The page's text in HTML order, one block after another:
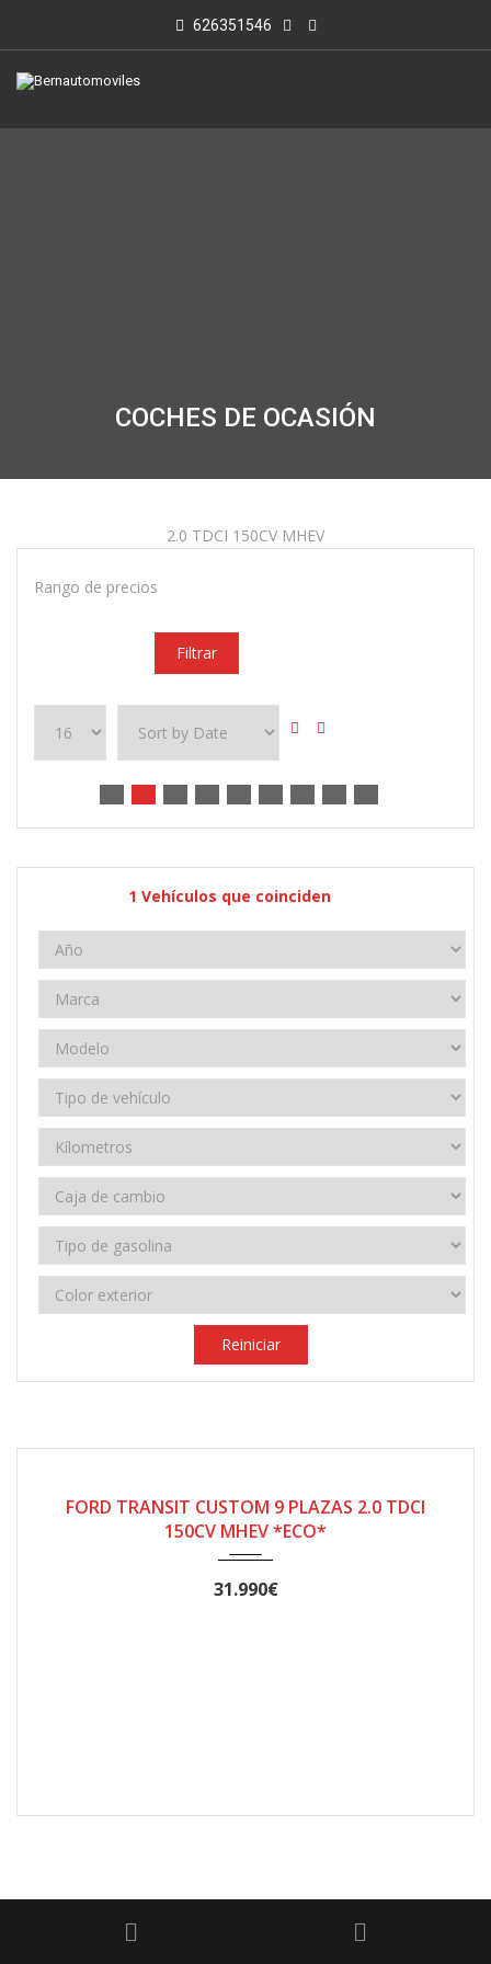
626351546
COCHES DE OCASIÓN
2.0 TDCI 150CV MHEV
Rango de precios
Filtrar
1 Vehículos que coinciden
Reiniciar
FORD TRANSIT CUSTOM 9 PLAZAS 2.0 TDCI
150CV MHEV *ECO*
31.990€